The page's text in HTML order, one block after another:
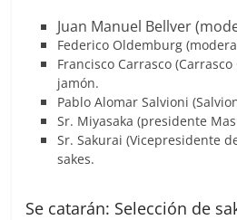
Juan Manuel Bellver
Federico Oldemburg
Francisco Carrasco
jamón.
Pablo Alomar Salvioni
Sr. Miyasaka (presidente
Sr. Sakurai (Vicepresidente
sakes.
Se catarán: Selección de